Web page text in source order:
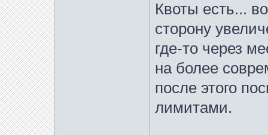
Квоты есть...
сторону
где-то через
на более
после этого
лимитами.